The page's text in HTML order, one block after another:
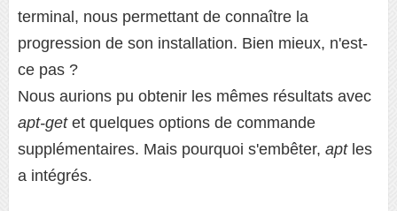
terminal, nous permettant de connaître la
progression de son installation. Bien mieux, n'est-
ce pas ?
Nous aurions pu obtenir les mêmes résultats avec
apt-getet quelques options de commande
supplémentaires. Mais pourquoi s'embêter, aptles
a intégrés.